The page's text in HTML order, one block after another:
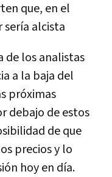
que, en el
alcista
de los analistas
a la baja del
próximas
debajo de estos
de que
precios y lo
hoy en día.